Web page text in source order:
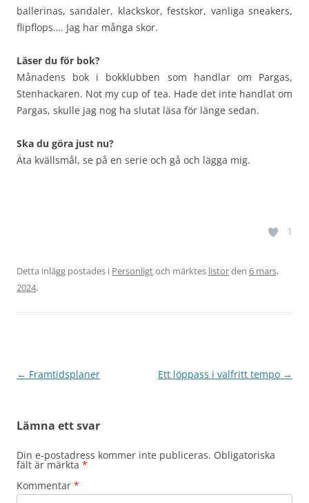
ballerinas, sandaler, klackskor, festskor, vanliga sneakers,
flipflops…. Jag har många skor.
Läser du för bok?
Månadens bok i bokklubben som handlar om Pargas,
Stenhackaren. Not my cup of tea. Hade det inte handlat om
Pargas, skulle jag nog ha slutat läsa för länge sedan.
Ska du göra just nu?
Äta kvällsmål, se på en serie och gå och lägga mig.
1
Detta inlägg postades i Personligtoch märktes listorden 6 mars,
2024.
Inläggsnavigering
← Framtidsplaner Ett löppass i valfritt tempo →
Lämna ett svar
Din e-postadress kommer inte publiceras. Obligatoriska
fält är märkta *
Kommentar *